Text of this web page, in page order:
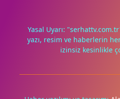
Deneyimini iyileştirmek ve
yalnızca onayınla.
Yasal Uyarı:
yazı, resim ve haberlerin her
izinsiz kesinlikle